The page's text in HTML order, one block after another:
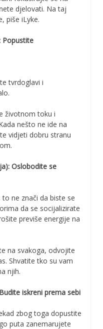
djelovati. Na taj
piše iLyke.
Popustite
tvrdoglavi i
životnom toku i
nešto ne ide na
vidjeti dobru stranu
Oslobodite se
ne znači da biste se
da se socijalizirate
previše energije na
na svakoga, odvojite
Shvatite tko su vam
njih.
iskreni prema sebi
zbog toga dopustite
puta zanemarujete